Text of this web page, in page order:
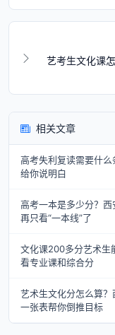
艺考生文化课
相关文章
高考失利复读需要什
给你说明白
高考一本是多少分？
再只看“一本线”了
文化课200多分艺术生
看专业课和综合分
艺术生文化分怎么算？
一张表帮你倒推目标